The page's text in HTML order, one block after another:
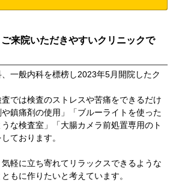
来院いただきやすいクリニックで
一般内科を標榜し2023年5月開院したク
では検査のストレスや苦痛をできるだけ
鎮痛剤の使用」「ブルーライトを使った
な検査室」「大腸カメラ前処置専用のト
ております。
軽に立ち寄れてリラックスできるような
もに作りたいと考えています。